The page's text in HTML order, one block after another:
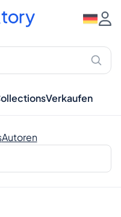
Verkaufen
Autoren